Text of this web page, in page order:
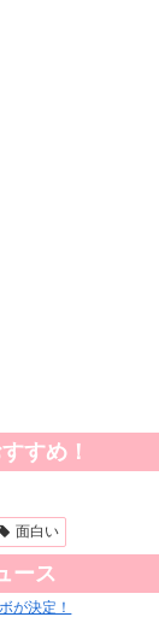
すめ！
面白い
ース
が決定！